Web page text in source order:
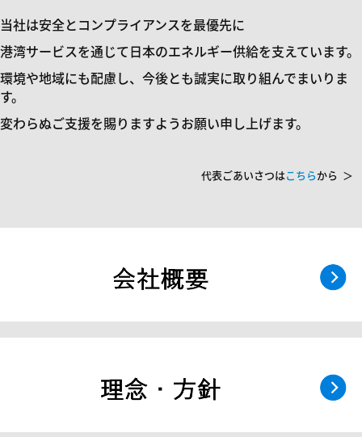
当社は安全とコンプライアンスを最優先に
港湾サービスを通じて日本のエネルギー供給を支えています。
環境や地域にも配慮し、今後とも誠実に取り組んでまいりま
す。
変わらぬご支援を賜りますようお願い申し上げます。
代表ごあいさつはこちらから ＞